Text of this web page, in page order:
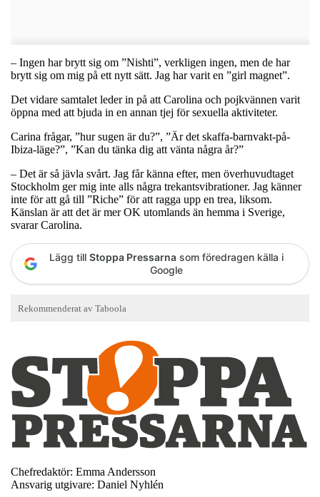
– Ingen har brytt sig om ”Nishti”, verkligen ingen, men de har
brytt sig om mig på ett nytt sätt. Jag har varit en ”girl magnet”.
Det vidare samtalet leder in på att Carolina och pojkvännen varit
öppna med att bjuda in en annan tjej för sexuella aktiviteter.
Carina frågar, ”hur sugen är du?”, ”Är det skaffa-barnvakt-på-
Ibiza-läge?”, ”Kan du tänka dig att vänta några år?”
– Det är så jävla svårt. Jag får känna efter, men överhuvudtaget
Stockholm ger mig inte alls några trekantsvibrationer. Jag känner
inte för att gå till ”Riche” för att ragga upp en trea, liksom.
Känslan är att det är mer OK utomlands än hemma i Sverige,
svarar Carolina.
Lägg till Stoppa Pressarna som föredragen källa i
Google
Chefredaktör: Emma Andersson
Ansvarig utgivare: Daniel Nyhlén